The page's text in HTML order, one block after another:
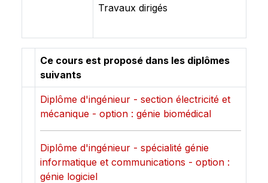
Travaux dirigés
Ce cours est proposé dans les diplômes
suivants
Diplôme d'ingénieur - section électricité et
mécanique - option : génie biomédical
Diplôme d'ingénieur - spécialité génie
informatique et communications - option :
génie logiciel